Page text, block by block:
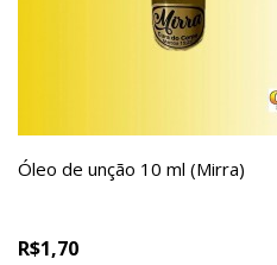
Óleo de unção 10 ml (Mirra)
R$1,70